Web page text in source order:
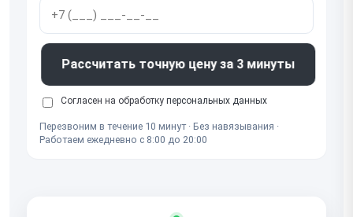
Рассчитать точную цену за 3 минуты
Согласен на обработку персональных данных
Перезвоним в течение 10 минут · Без навязывания ·
Работаем ежедневно с 8:00 до 20:00